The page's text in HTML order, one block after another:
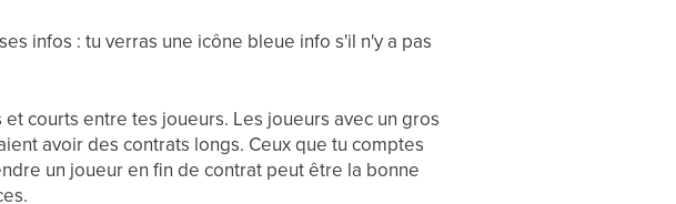
infos : tu verras une icône bleue info s'il n'y a pas
courts entre tes joueurs. Les joueurs avec un gros
avoir des contrats longs. Ceux que tu comptes
un joueur en fin de contrat peut être la bonne